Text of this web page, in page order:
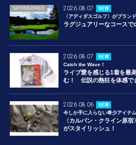
SPONSORED 2026.08.07
NEW
〈アディダスゴルフ〉がブラン
ラグジュアリーなコースで
2026.08.07
NEW
Catch the Wave！
ライブ愛を感じる1着を最
む！ 伝説の熱狂を体感で
2026.08.06
NEW
今しか手に入らない希少アイテム
〈カルバン・クライン原
がスタイリッシュ！